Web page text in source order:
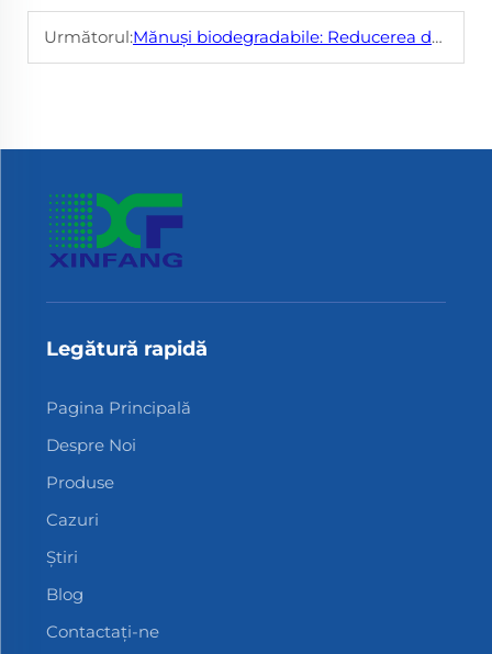
Următorul:Mănuși biodegradabile: Reducerea deșeurilor fără a compromite protecția
Legătură rapidă
Pagina Principală
Despre Noi
Produse
Cazuri
Știri
Blog
Contactați-ne